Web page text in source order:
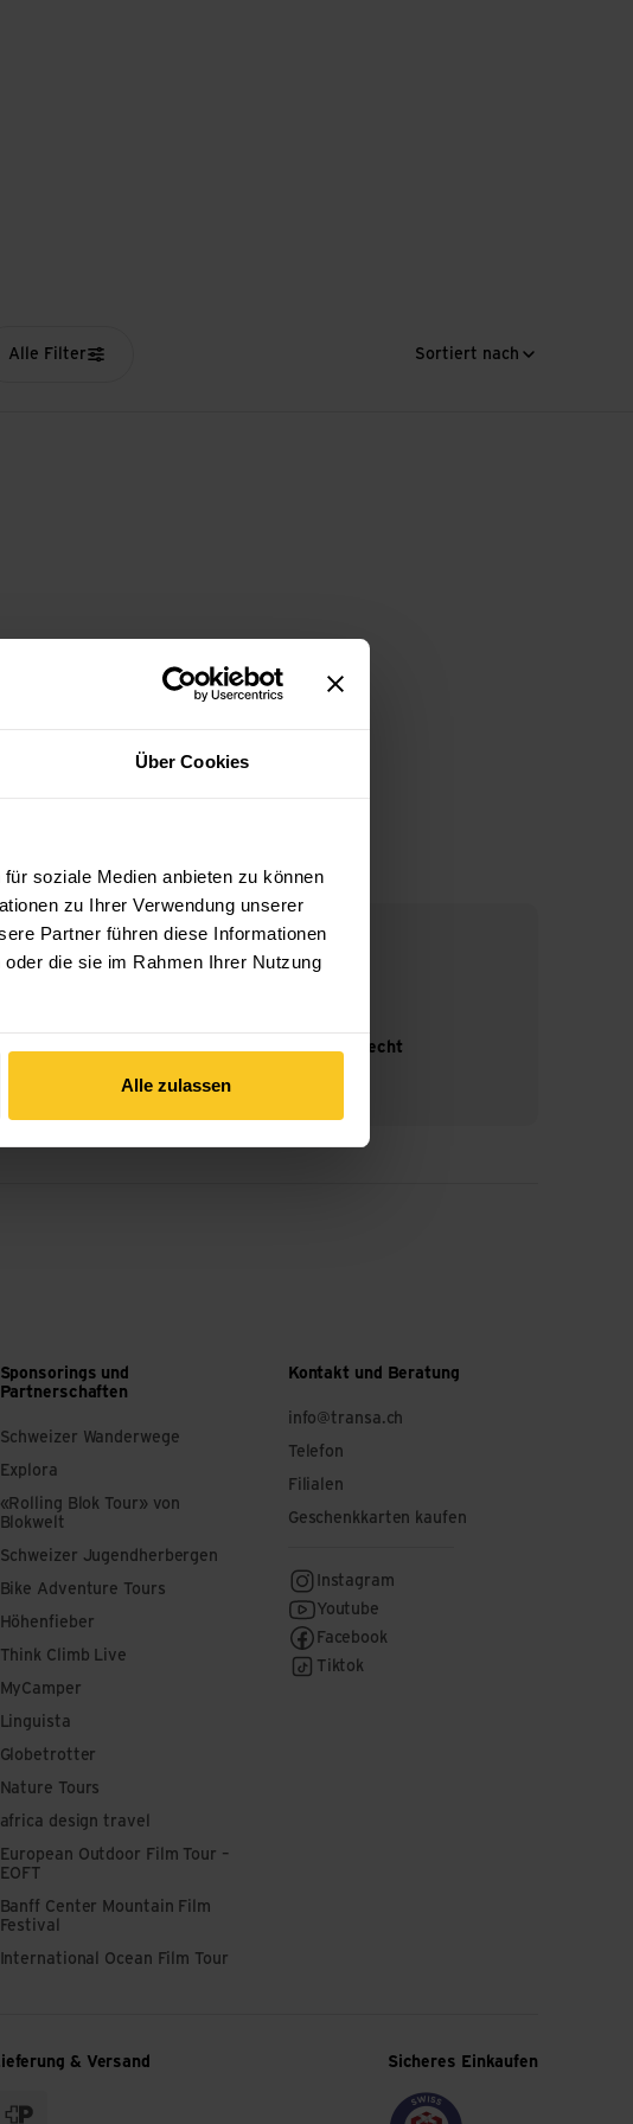
Über Cookies
soziale Medien anbieten zu können
zu Ihrer Verwendung unserer
Partner führen diese Informationen
die sie im Rahmen Ihrer Nutzung
Alle zulassen
Alle Filter Sortiert nach
14-Tage Widerrufsrecht
Sponsorings und
Partnerschaften
Schweizer Wanderwege
Explora
«Rolling Blok Tour» von
Blokwelt
Schweizer Jugendherbergen
Bike Adventure Tours
Höhenfieber
Think Climb Live
MyCamper
Linguista
Globetrotter
Nature Tours
africa design travel
European Outdoor Film Tour –
EOFT
Banff Center Mountain Film
Festival
International Ocean Film Tour
Kontakt und Beratung
info@transa.ch
Telefon
Filialen
Geschenkkarten kaufen
Instagram
Youtube
Facebook
Tiktok
& Versand Sicheres Einkaufen